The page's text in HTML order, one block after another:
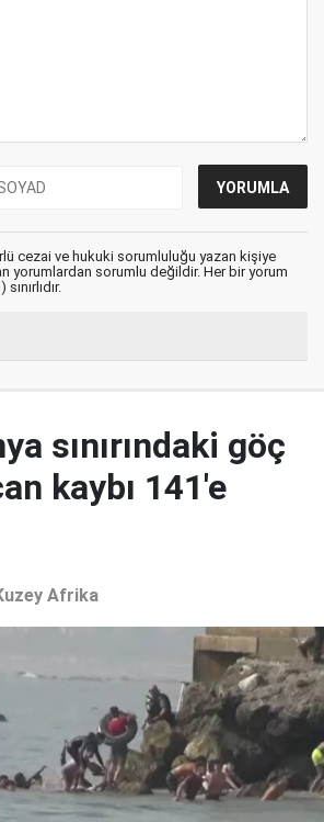
cezai ve hukuki sorumluluğu yazan kişiye
yorumlardan sorumlu değildir. Her bir yorum
sınırındaki göç
kaybı 141'e
Afrika